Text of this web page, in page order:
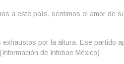
a este país, sentimos el amor de
por la altura. Ese
de Infobae México)